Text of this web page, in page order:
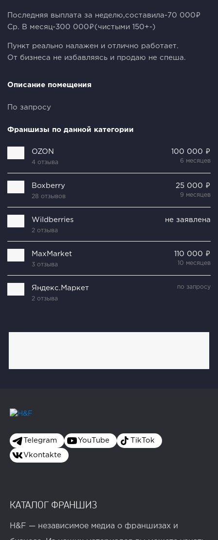
Последняя выплата за неделю,составила-70 000₽
Ср. В месяц-300 000₽(чистыми 150+-)
Пункт реально налажен и отлично работает.
От бизнеса не избавляясь и продаю не спеша.
Описание помещения
По запросу
Франшизы по данной категории
OZON
4 отзыва
100 000 ₽
6 месяцев
Boxberry
28 отзывов
25 000 ₽
9 месяцев
Wildberries
2 отзыва
не заявлена
MaxMarket
3 отзыва
110 000 ₽
10 месяцев
Яндекс.Маркет
2 отзыва
по запросу
Telegram YouTube TikTok
Vkontakte
КАТАЛОГ ФРАНШИЗ
H&F — независимое медиа о франшизах и